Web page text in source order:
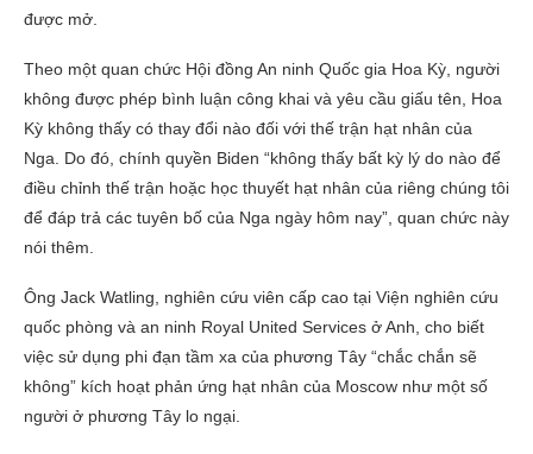
được mở.
Theo một quan chức Hội đồng An ninh Quốc gia Hoa Kỳ, người
không được phép bình luận công khai và yêu cầu giấu tên, Hoa
Kỳ không thấy có thay đổi nào đối với thế trận hạt nhân của
Nga. Do đó, chính quyền Biden “không thấy bất kỳ lý do nào để
điều chỉnh thế trận hoặc học thuyết hạt nhân của riêng chúng tôi
để đáp trả các tuyên bố của Nga ngày hôm nay”, quan chức này
nói thêm.
Ông Jack Watling, nghiên cứu viên cấp cao tại Viện nghiên cứu
quốc phòng và an ninh Royal United Services ở Anh, cho biết
việc sử dụng phi đạn tầm xa của phương Tây “chắc chắn sẽ
không” kích hoạt phản ứng hạt nhân của Moscow như một số
người ở phương Tây lo ngại.